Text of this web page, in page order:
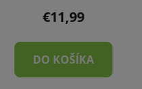
€11,99
DO KOŠÍKA